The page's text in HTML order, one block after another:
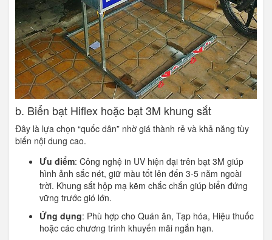
b. Biển bạt Hiflex hoặc bạt 3M khung sắt
Đây là lựa chọn “quốc dân” nhờ giá thành rẻ và khả năng tùy
biến nội dung cao.
Ưu điểm: Công nghệ in UV hiện đại trên bạt 3M giúp
hình ảnh sắc nét, giữ màu tốt lên đến 3-5 năm ngoài
trời. Khung sắt hộp mạ kẽm chắc chắn giúp biển đứng
vững trước gió lớn.
Ứng dụng: Phù hợp cho Quán ăn, Tạp hóa, Hiệu thuốc
hoặc các chương trình khuyến mãi ngắn hạn.